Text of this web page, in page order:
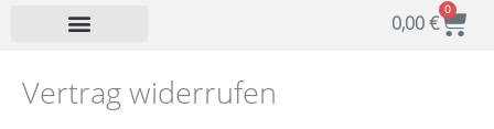
0,00€
0
Vertrag widerrufen